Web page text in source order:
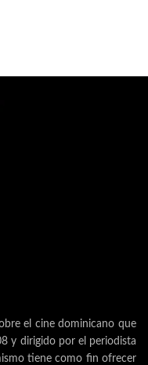
el cine dominicano que
y dirigido por el periodista
tiene como fin ofrecer